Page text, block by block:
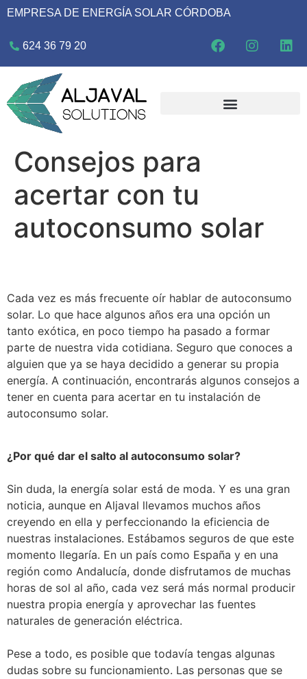
EMPRESA DE ENERGÍA SOLAR CÓRDOBA
624 36 79 20
Consejos para
acertar con tu
autoconsumo solar
Cada vez es más frecuente oír hablar de autoconsumo
solar. Lo que hace algunos años era una opción un
tanto exótica, en poco tiempo ha pasado a formar
parte de nuestra vida cotidiana. Seguro que conoces a
alguien que ya se haya decidido a generar su propia
energía. A continuación, encontrarás algunos consejos a
tener en cuenta para acertar en tu instalación de
autoconsumo solar.
¿Por qué dar el salto al autoconsumo solar?
Sin duda, la energía solar está de moda. Y es una gran
noticia, aunque en Aljaval llevamos muchos años
creyendo en ella y perfeccionando la eficiencia de
nuestras instalaciones. Estábamos seguros de que este
momento llegaría. En un país como España y en una
región como Andalucía, donde disfrutamos de muchas
horas de sol al año, cada vez será más normal producir
nuestra propia energía y aprovechar las fuentes
naturales de generación eléctrica.
Pese a todo, es posible que todavía tengas algunas
dudas sobre su funcionamiento. Las personas que se